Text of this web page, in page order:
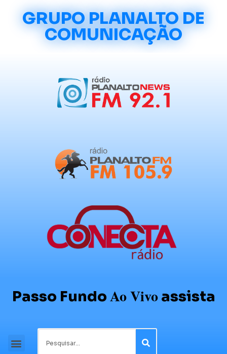
GRUPO PLANALTO DE
COMUNICAÇÃO
Passo Fundo Ao Vivo assista